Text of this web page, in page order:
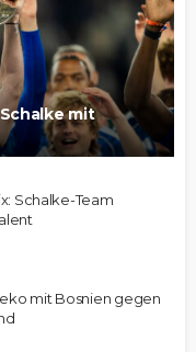
mit
Schalke-Team
mit Bosnien gegen